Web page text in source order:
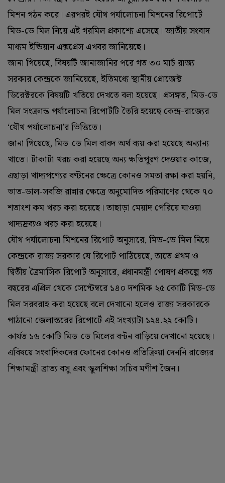
মিশন গঠন করে। এরপরই যৌথ পর্যালোচনা মিশনের রিপোর্টে
মিড-ডে মিল নিয়ে এই গরমিল প্রকাশ্যে এসেছে। জাতীয় সংবাদ
মাধ্যম ইন্ডিয়ান এক্সপ্রেস এখবর জানিয়েছে।
জানা গিয়েছে, বিষয়টি জানাজানির পরে গত ৩০ মার্চ রাজ্য
সরকার কেন্দ্রকে জানিয়েছে, ইতিমধ্যে স্থানীয় প্রোজেক্ট
ডিরেক্টরকে বিষয়টি খতিয়ে দেখতে বলা হয়েছে। প্রসঙ্গত, মিড-ডে
মিল সংক্রান্ত পর্যালোচনা রিপোর্টটি তৈরি হয়েছে কেন্দ্র-রাজ্যের
‘যৌথ পর্যালোচনা’র ভিত্তিতে।
জানা গিয়েছে, মিড-ডে মিল বাবদ অর্থ ব্যয় করা হয়েছে অন্যান্য
খাতে। টাকাটা খরচ করা হয়েছে অন্য ক্ষতিপূরণ দেওয়ার কাজে,
এছাড়া খাদ্যপণ্যের বণ্টনের ক্ষেত্রে কোনও সমতা রক্ষা করা হয়নি,
ভাত-ডাল-সবজি রান্নার ক্ষেত্রে অনুমোদিত পরিমাণের থেকে ৭০
শতাংশ কম খরচ করা হয়েছে। তাছাড়া মেয়াদ পেরিয়ে যাওয়া
খাদ্যদ্রব্যও খরচ করা হয়েছে।
যৌথ পর্যালোচনা মিশনের রিপোর্ট অনুসারে, মিড-ডে মিল নিয়ে
কেন্দ্রকে রাজ্য সরকার যে রিপোর্ট পাঠিয়েছে, তাতে প্রথম ও
দ্বিতীয় ত্রৈমাসিক রিপোর্ট অনুসারে, প্রধানমন্ত্রী পোষণ প্রকল্পে গত
বছরের এপ্রিল থেকে সেপ্টেম্বরে ১৪০ দশমিক ২৫ কোটি মিড-ডে
মিল সরবরাহ করা হয়েছে বলে দেখানো হলেও রাজ্য সরকারকে
পাঠানো জেলাস্তরের রিপোর্টে এই সংখ্যাটা ১২৪.২২ কোটি।
কার্যত ১৬ কোটি মিড-ডে মিলের বন্টন বাড়িয়ে দেখানো হয়েছে।
এবিষয়ে সংবাদিকদের ফোনের কোনও প্রতিক্রিয়া দেননি রাজ্যের
শিক্ষামন্ত্রী ব্রাত্য বসু এবং স্কুলশিক্ষা সচিব মণীশ জৈন।